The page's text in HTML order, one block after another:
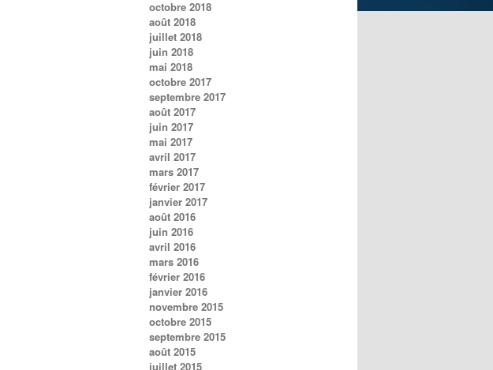
octobre 2018
août 2018
juillet 2018
juin 2018
mai 2018
octobre 2017
septembre 2017
août 2017
juin 2017
mai 2017
avril 2017
mars 2017
février 2017
janvier 2017
août 2016
juin 2016
avril 2016
mars 2016
février 2016
janvier 2016
novembre 2015
octobre 2015
septembre 2015
août 2015
juillet 2015